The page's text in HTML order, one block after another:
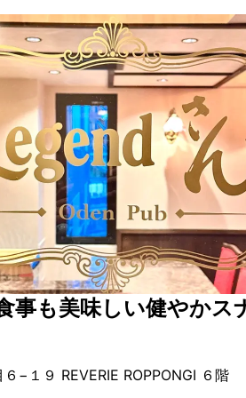
事も美味しい健やかス
−１９ REVERIE ROPPONGI ６階